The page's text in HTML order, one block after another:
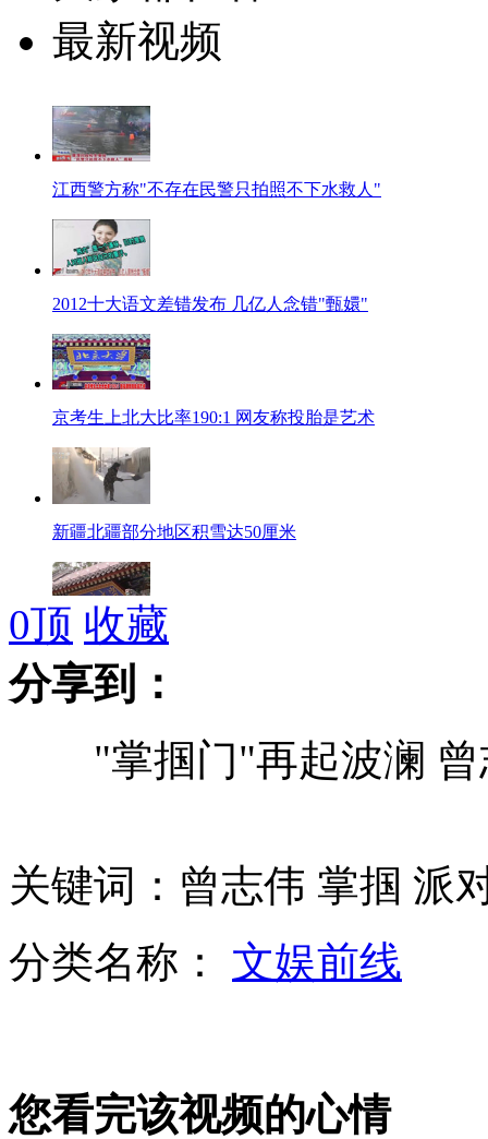
最新视频
江西警方称"不存在民警只拍照不下水救人"
2012十大语文差错发布 几亿人念错"甄嬛"
京考生上北大比率190:1 网友称投胎是艺术
新疆北疆部分地区积雪达50厘米
北大"校长推荐"启动综合评价
麦当劳承认采购"六和鸡"
山东因降雪临时封闭134个高速收费站
安徽阜阳"托举哥"寒风中撑光缆
查干湖冬捕头鱼拍出34万元
0顶 收藏
分享到：
"掌掴门"再起波澜 曾
关键词：曾志伟 掌掴 派
分类名称： 文娱前线
您看完该视频的心情